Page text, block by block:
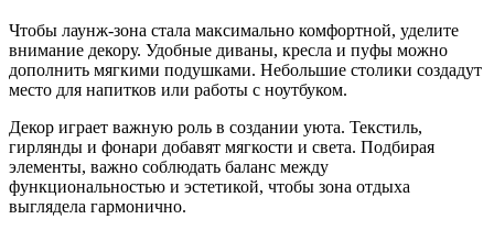
Чтобы лаунж-зона стала максимально комфортной, уделите
внимание декору. Удобные диваны, кресла и пуфы можно
дополнить мягкими подушками. Небольшие столики создадут
место для напитков или работы с ноутбуком.
Декор играет важную роль в создании уюта. Текстиль,
гирлянды и фонари добавят мягкости и света. Подбирая
элементы, важно соблюдать баланс между
функциональностью и эстетикой, чтобы зона отдыха
выглядела гармонично.